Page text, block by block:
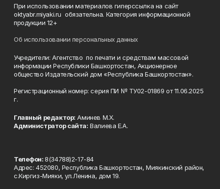
При использовании материалов гиперссылка на сайт
oktyabr.miyaki.ru обязательна. Категория информационной
продукции 12+
Об использовании персональных данных
Учредители: Агентство по печати и средствам массовой
информации Республики Башкортостан, Акционерное
общество Издательский дом «Республика Башкортостан».
Регистрационный номер: серия ПИ № ТУ02-01869 от 11.06.2025
г.
Главный редактор: Аминев М.Х.
Администратор сайта: Валиева Е.А.
Телефон:8(34788)2-17-84
Адрес: 452080, Республика Башкортостан, Миякинский район,
с.Киргиз-Мияки, ул.Ленина, дом 19.